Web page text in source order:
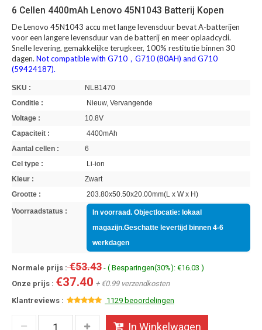
6 Cellen 4400mAh Lenovo 45N1043 Batterij Kopen
De Lenovo 45N1043 accu met lange levensduur bevat A-batterijen
voor een langere levensduur van de batterij en meer oplaadcycli.
Snelle levering, gemakkelijke terugkeer, 100% restitutie binnen 30
dagen. Not compatible with G710，G710 (80AH) and G710
(59424187).
SKU :
NLB1470
Conditie :
Nieuw, Vervangende
Voltage :
10.8V
Capaciteit :
4400mAh
Aantal cellen :
6
Cel type :
Li-ion
Kleur :
Zwart
Grootte :
203.80x50.50x20.00mm(L x W x H)
Voorraadstatus :
In voorraad. Objectlocatie: lokaal
magazijn.Geschatte levertijd binnen 4-6
werkdagen
Normale prijs :€53.43 - ( Besparingen(30%): €16.03 )
Onze prijs : €37.40 + €0.99 verzendkosten
Klantreviews :
1129 beoordelingen
In Winkelwagen